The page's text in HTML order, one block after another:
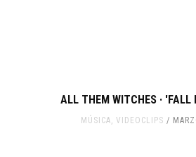
ALL THEM WITCHES · 'FALL
MÚSICA, VIDEOCLIPS